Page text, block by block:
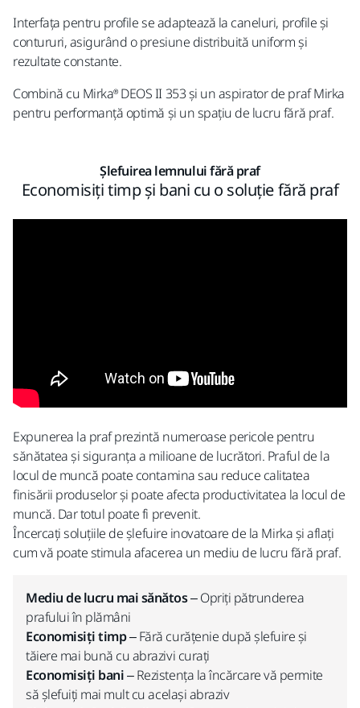
Interfața pentru profile se adaptează la caneluri, profile și
contururi, asigurând o presiune distribuită uniform și
rezultate constante.
Combină cu Mirka® DEOS II 353 și un aspirator de praf Mirka
pentru performanță optimă și un spațiu de lucru fără praf.
Șlefuirea lemnului fără praf
Economisiți timp și bani cu o soluție fără praf
Expunerea la praf prezintă numeroase pericole pentru
sănătatea și siguranța a milioane de lucrători. Praful de la
locul de muncă poate contamina sau reduce calitatea
finisării produselor și poate afecta productivitatea la locul de
muncă. Dar totul poate fi prevenit.
Încercați soluțiile de șlefuire inovatoare de la Mirka și aflați
cum vă poate stimula afacerea un mediu de lucru fără praf.
Mediu de lucru mai sănătos– Opriți pătrunderea
prafului în plămâni
Economisiți timp– Fără curățenie după șlefuire și
tăiere mai bună cu abrazivi curați
Economisiți bani– Rezistența la încărcare vă permite
să șlefuiți mai mult cu același abraziv